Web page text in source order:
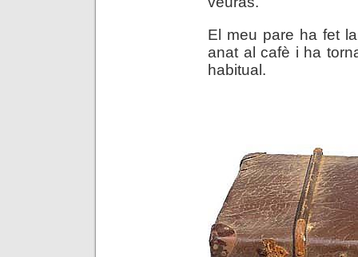
El meu pare ha fet
anat al cafè i ha
habitual.